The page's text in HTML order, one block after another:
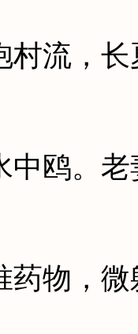
流，长
鸥。老
物，微